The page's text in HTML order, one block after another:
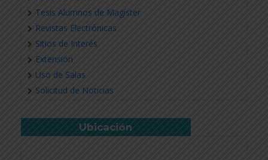
Tesis Alumnos de Magíster
Revistas Electrónicas
Sitios de Interés
Extensión
Uso de Salas
Solicitud de Noticias
Ubicación